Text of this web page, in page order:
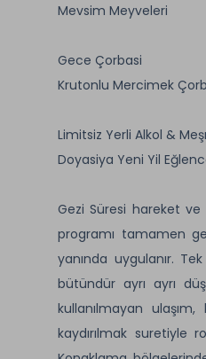
Mevsim Meyveleri
Gece Çorbasi
Krutonlu Mercimek
Limitsiz Yerli Alkol &
Doyasiya Yeni Yil
Gezi Süresi hareket
programı tamamen
yanında uygulanır.
bütündür ayrı ayrı
kullanılmayan
kaydırılmak